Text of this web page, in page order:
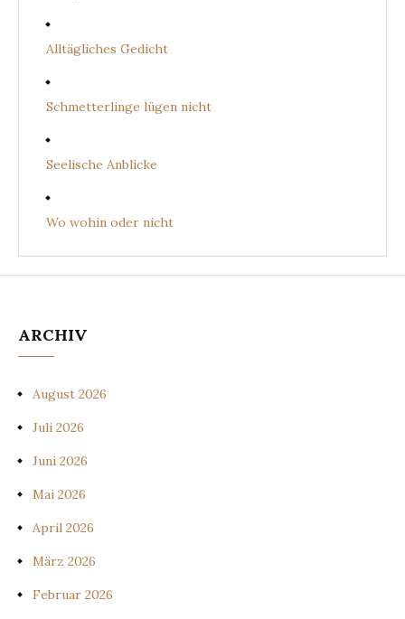
Alltägliches Gedicht
Schmetterlinge lügen nicht
Seelische Anblicke
Wo wohin oder nicht
ARCHIV
August 2026
Juli 2026
Juni 2026
Mai 2026
April 2026
März 2026
Februar 2026